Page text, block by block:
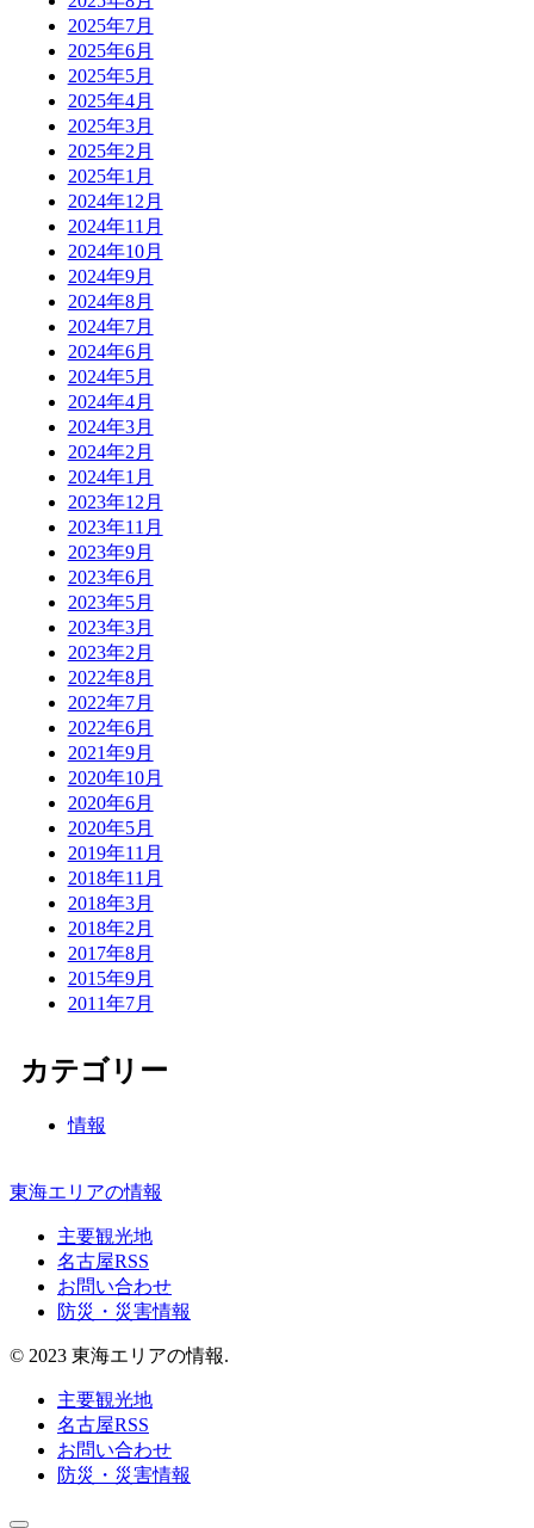
2025年7月
2025年6月
2025年5月
2025年4月
2025年3月
2025年2月
2025年1月
2024年12月
2024年11月
2024年10月
2024年9月
2024年8月
2024年7月
2024年6月
2024年5月
2024年4月
2024年3月
2024年2月
2024年1月
2023年12月
2023年11月
2023年9月
2023年6月
2023年5月
2023年3月
2023年2月
2022年8月
2022年7月
2022年6月
2021年9月
2020年10月
2020年6月
2020年5月
2019年11月
2018年11月
2018年3月
2018年2月
2017年8月
2015年9月
2011年7月
カテゴリー
情報
東海エリアの情報
主要観光地
名古屋RSS
お問い合わせ
防災・災害情報
© 2023 東海エリアの情報.
主要観光地
名古屋RSS
お問い合わせ
防災・災害情報